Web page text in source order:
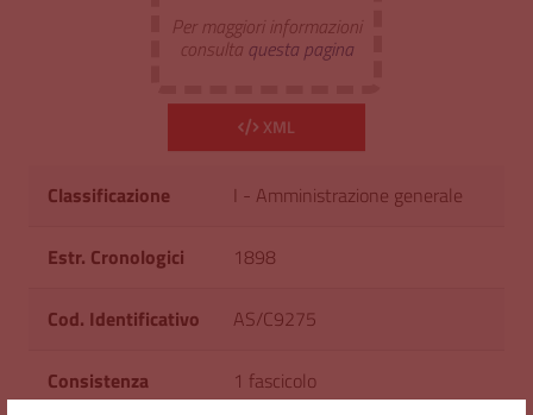
Per maggiori informazioni
consulta questa pagina
XML
Classificazione I - Amministrazione generale
Estr. Cronologici 1898
Cod. Identificativo AS/C9275
Consistenza 1 fascicolo